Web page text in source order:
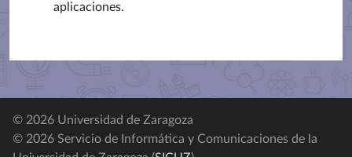
aplicaciones.
© 2026 Universidad de Zaragoza
© 2026 Servicio de Informática y Comunicaciones de la